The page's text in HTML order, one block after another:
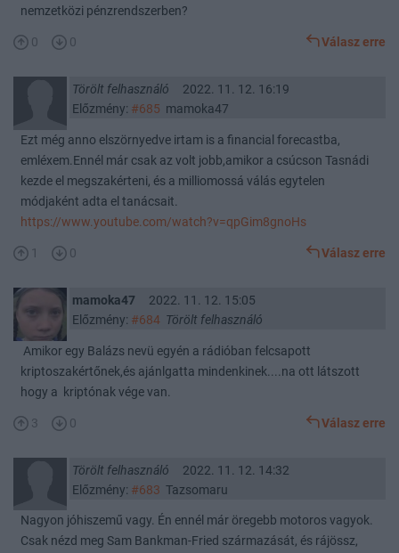
nemzetközi pénzrendszerben?
0 0 Válasz erre
Törölt felhasználó
2022. 11. 12. 16:19
Előzmény: #685 mamoka47
Ezt még anno elszörnyedve irtam is a financial forecastba,
emléxem.Ennél már csak az volt jobb,amikor a csúcson Tasnádi
kezde el megszakérteni, és a milliomossá válás egytelen
módjaként adta el tanácsait.
https://www.youtube.com/watch?v=qpGim8gnoHs
1 0 Válasz erre
mamoka47
2022. 11. 12. 15:05
Előzmény: #684 Törölt felhasználó
Amikor egy Balázs nevü egyén a rádióban felcsapott
kriptoszakértőnek,és ajánlgatta mindenkinek....na ott látszott
hogy a kriptónak vége van.
3 0 Válasz erre
Törölt felhasználó
2022. 11. 12. 14:32
Előzmény: #683 Tazsomaru
Nagyon jóhiszemű vagy. Én ennél már öregebb motoros vagyok.
Csak nézd meg Sam Bankman-Fried származását, és rájössz,